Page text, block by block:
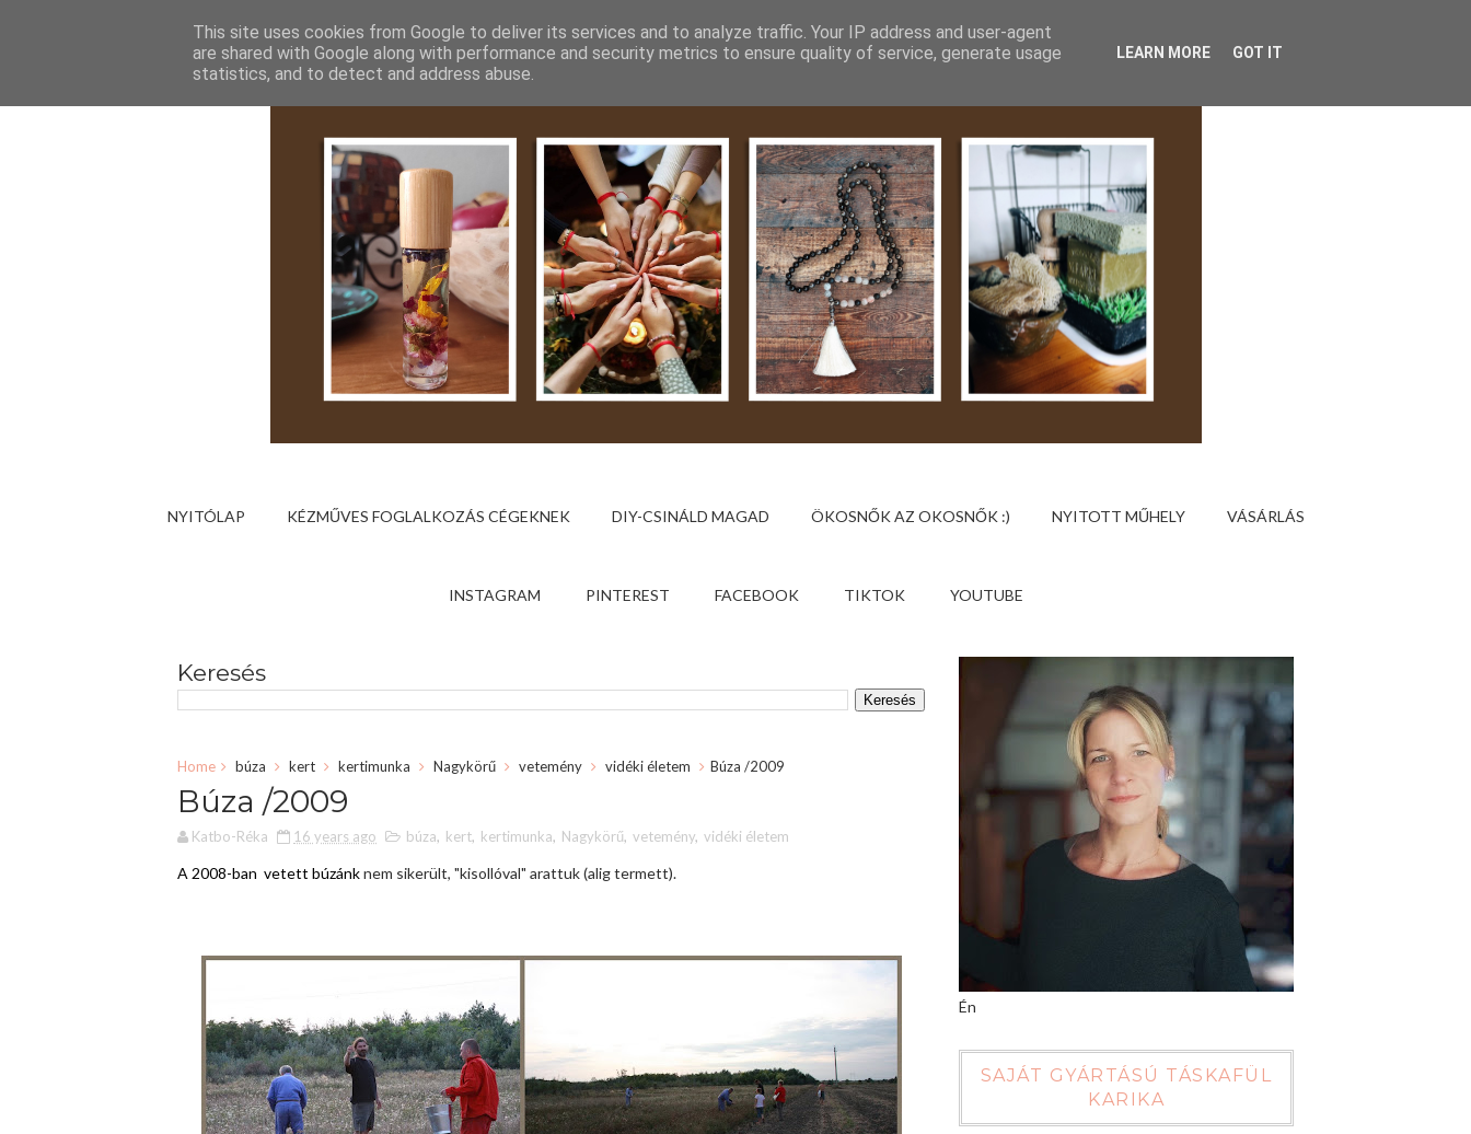
NYITÓLAP KÉZMŰVES FOGLALKOZÁS CÉGEKNEK DIY-CSINÁLD MAGAD ÖKOSNŐK AZ OKOSNŐK :) NYITOTT MŰHELY VÁSÁRLÁS
INSTAGRAM PINTEREST FACEBOOK TIKTOK YOUTUBE
Keresés
Home búza kert kertimunka Nagykörű vetemény vidéki életem Búza /2009
Búza /2009
Katbo-Réka 16 years ago búza, kert, kertimunka, Nagykörű, vetemény, vidéki életem
A 2008-ban vetett búzánknem sikerült, "kisollóval" arattuk (alig termett).
Én
SAJÁT GYÁRTÁSÚ TÁSKAFÜL
KARIKA
This site uses cookies from Google to deliver its services and to analyze traffic. Your IP address and user-agent
are shared with Google along with performance and security metrics to ensure quality of service, generate usage
statistics, and to detect and address abuse.
LEARN MORE GOT IT